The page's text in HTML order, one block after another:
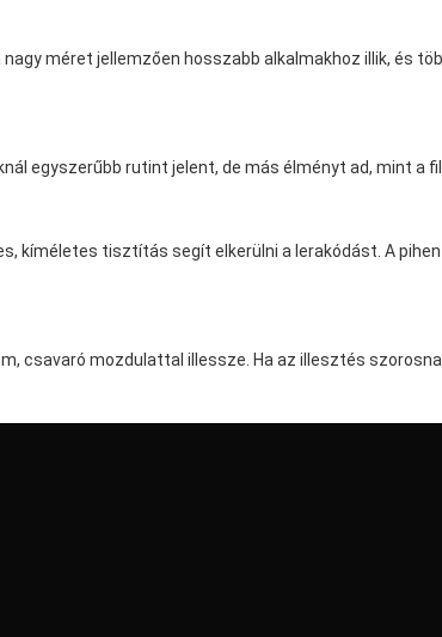
méret jellemzően hosszabb alkalmakhoz illik, és
egyszerűbb rutint jelent, de más élményt ad, mint a
kíméletes tisztítás segít elkerülni a lerakódást. A
csavaró mozdulattal illessze. Ha az illesztés